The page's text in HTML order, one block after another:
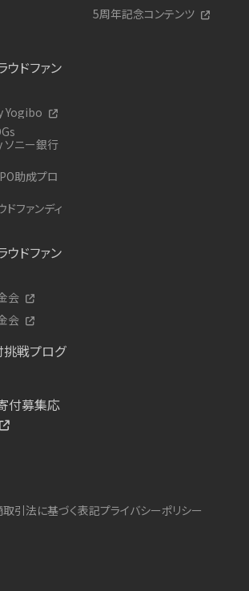
5周年記念コンテンツ
ドファン
Yogibo
ニー銀行
助成プロ
ドファンディ
ドファン
会
会
挑戦プログ
付募集応
引法に基づく表記プライバシーポリシー